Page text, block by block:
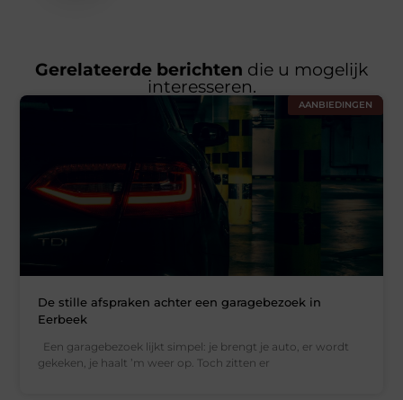
Gerelateerde berichten die u mogelijk
interesseren.
AANBIEDINGEN
De stille afspraken achter een garagebezoek in
Eerbeek
Een garagebezoek lijkt simpel: je brengt je auto, er wordt
gekeken, je haalt ’m weer op. Toch zitten er